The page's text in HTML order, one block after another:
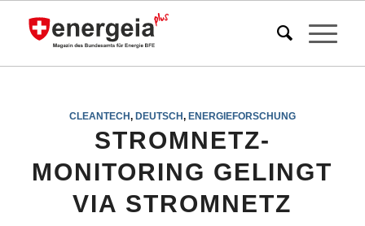
CLEANTECH, DEUTSCH, ENERGIEFORSCHUNG
STROMNETZ-
MONITORING GELINGT
VIA STROMNETZ